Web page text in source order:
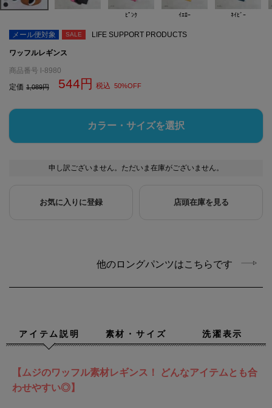
ﾋﾟﾝｸ ｲｴﾛｰ ﾈｲﾋﾞｰ
メール便対象 SALE LIFE SUPPORT PRODUCTS
ワッフルレギンス
商品番号 l-8980
定価 1,089 544 税込 50%OFF
カラー・サイズを選択
申し訳ございません。ただいま在庫がございません。
お気に入りに登録 店頭在庫を見る
他のロングパンツはこちらです
アイテム説明 素材・サイズ 洗濯表示
【ムジのワッフル素材レギンス！ どんなアイテムとも合
わせやすい◎】